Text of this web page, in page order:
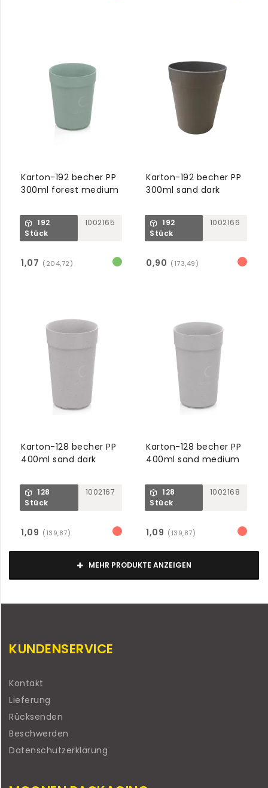
Karton-192 becher PP
300ml forest medium
192
Stück
1002165
1,07 (204,72)
Karton-192 becher PP
300ml sand dark
192
Stück
1002166
0,90 (173,49)
Karton-128 becher PP
400ml sand dark
128
Stück
1002167
1,09 (139,87)
Karton-128 becher PP
400ml sand medium
128
Stück
1002168
1,09 (139,87)
MEHR PRODUKTE ANZEIGEN
KUNDENSERVICE
Kontakt
Lieferung
Rücksenden
Beschwerden
Datenschutzerklärung